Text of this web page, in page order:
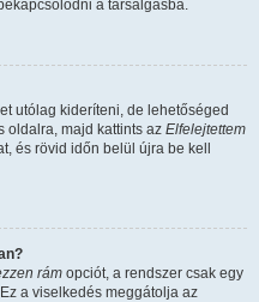
a társalgásba.
utólag kideríteni, de lehetőséged
oldalra, majd kattints az Elfelejtettem
és rövid időn belül újra be kell
rám opciót, a rendszer csak egy
a viselkedés meggátolja az